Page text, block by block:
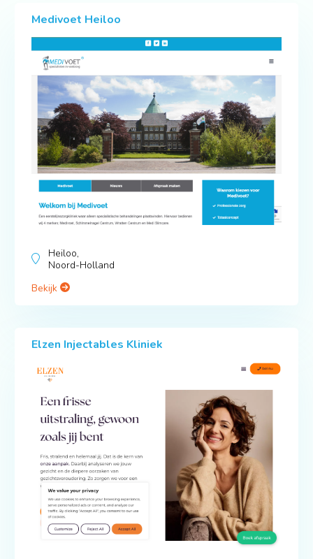
Medivoet Heiloo
Heiloo,
Noord-Holland
Bekijk
Elzen Injectables Kliniek